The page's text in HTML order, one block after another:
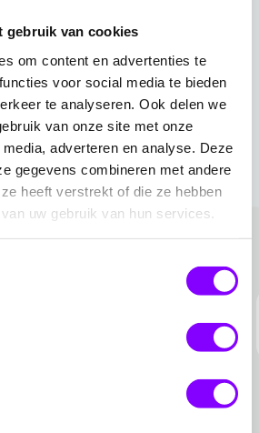
gebruik van cookies
om content en advertenties te
voor social media te bieden
te analyseren. Ook delen we
van onze site met onze
adverteren en analyse. Deze
gegevens combineren met andere
heeft verstrekt of die ze hebben
uw gebruik van hun services.
Awards